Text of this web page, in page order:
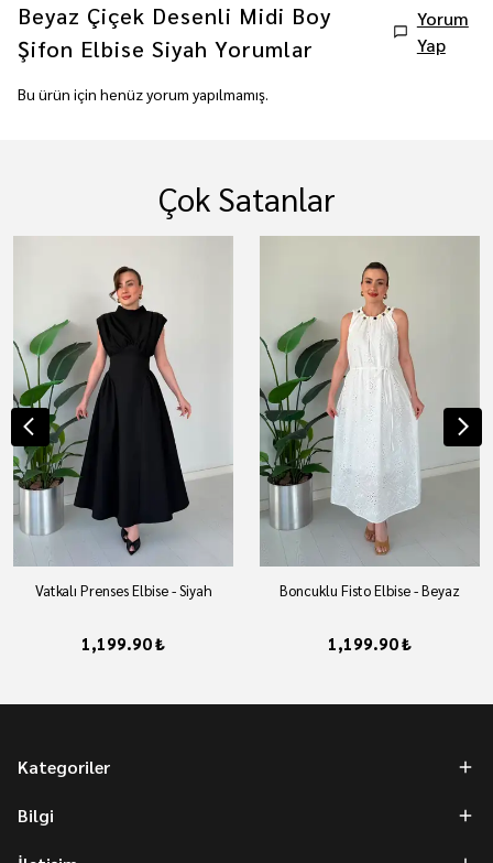
Beyaz Çiçek Desenli Midi Boy
Şifon Elbise Siyah Yorumlar
Yorum
Yap
Bu ürün için henüz yorum yapılmamış.
Çok Satanlar
Vatkalı Prenses Elbise - Siyah
1,199.90 ₺
Boncuklu Fisto Elbise - Beyaz
1,199.90 ₺
Kategoriler
Bilgi